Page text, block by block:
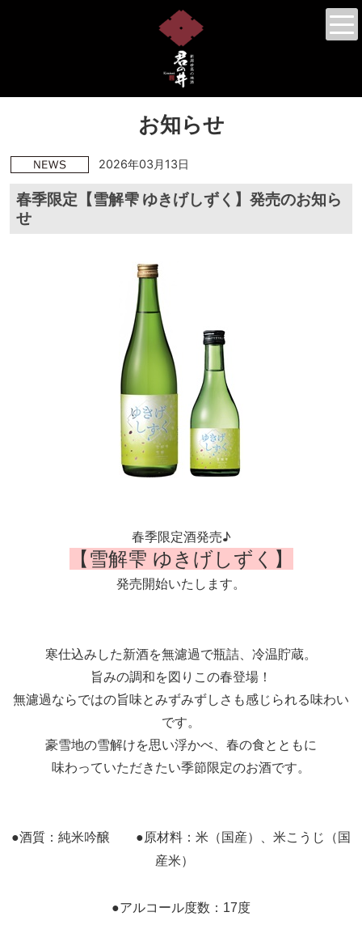
お知らせ
2026年03月13日
春季限定【雪解雫 ゆきげしずく】発売のお知ら
せ
春季限定酒発売♪
【雪解雫 ゆきげしずく】
発売開始いたします。
寒仕込みした新酒を無濾過で瓶詰、冷温貯蔵。
旨みの調和を図りこの春登場！
無濾過ならではの旨味とみずみずしさも感じられる味わい
です。
豪雪地の雪解けを思い浮かべ、春の食とともに
味わっていただきたい季節限定のお酒です。
●酒質：純米吟醸 ●原材料：米（国産）、米こうじ（国
産米）
●アルコール度数：17度